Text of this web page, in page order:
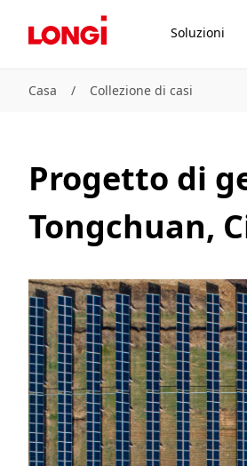
Soluzioni
Casa / Collezione di casi
Progetto di
Tongchuan,